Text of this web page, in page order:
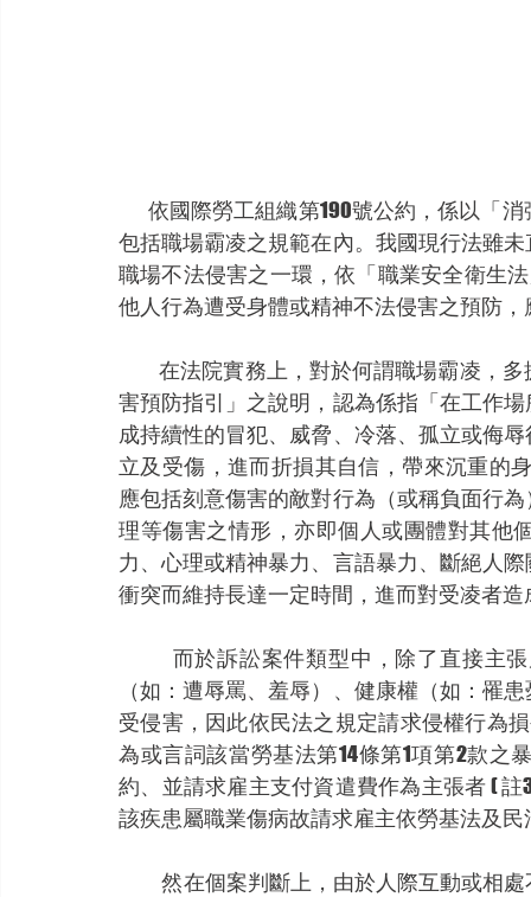
包括職場霸凌之規範在內。我國現行法雖
職場不法侵害之一環，依「職業安全衛生
他人行為遭受身體或精神不法侵害之預防
在法院實務上，對於何謂職場霸凌，多
害預防指引」之說明，認為係指「在工作
成持續性的冒犯、威脅、冷落、孤立或侮
立及受傷，進而折損其自信，帶來沉重的
應包括刻意傷害的敵對行為（或稱負面行
理等傷害之情形，亦即個人或團體對其他
力、心理或精神暴力、言語暴力、斷絕人
衝突而維持長達一定時間，進而對受凌者
而於訴訟案件類型中，除了直接主張
（如：遭辱罵、羞辱）、健康權（如：罹
受侵害，因此依民法之規定請求侵權行為
為或言詞該當勞基法第14條第1項第2款之
約、並請求雇主支付資遣費作為主張者 (
該疾患屬職業傷病故請求雇主依勞基法及
然在個案判斷上，由於人際互動或相處